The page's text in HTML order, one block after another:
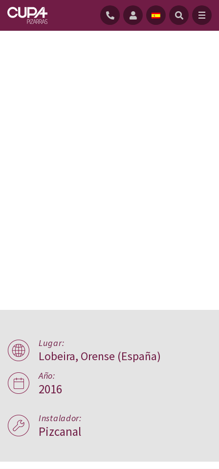
Vivienda privada, Lobeira
Lugar:
Lobeira, Orense (España)
Año:
2016
Instalador:
Pizcanal